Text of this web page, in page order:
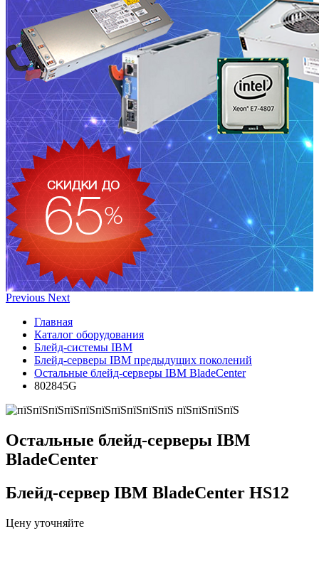
Previous Next
Главная
Каталог оборудования
Блейд-системы IBM
Блейд-серверы IBM предыдущих поколений
Остальные блейд-серверы IBM BladeCenter
802845G
Остальные блейд-серверы IBM
BladeCenter
Блейд-сервер IBM BladeCenter HS12
Цену уточняйте